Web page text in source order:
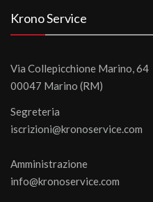
Krono Service
Via Collepicchione Marino, 64
00047 Marino (RM)
Segreteria
iscrizioni@kronoservice.com
Amministrazione
info@kronoservice.com